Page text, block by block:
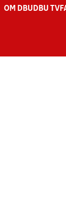
OM DBU DBU TV